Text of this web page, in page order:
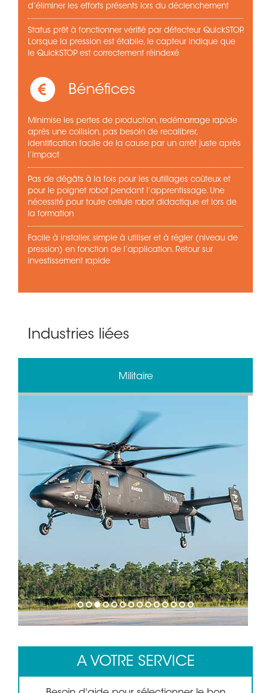
d’éliminer les efforts présents lors du déclenchement
Status prêt à fonctionner vérifié par détecteur QuickSTOP.
Lorsque la pression est établie, le capteur indique que
le QuickSTOP est correctement réindexé
Bénéfices
Minimise les pertes de production, redémarrage rapide
après une collision, pas besoin de recalibrer,
identification facile de la cause par un arrêt juste après
l’impact
Pas de dégâts à la fois pour les outillages coûteux et
pour le poignet robot pendant l’apprentissage. Une
nécessité pour toute cellule robot didactique et lors de
la formation
Facile à installer, simple à utiliser et à régler (niveau de
pression) en fonction de l’application. Retour sur
investissement rapide
Industries liées
Militaire
1 2 3 4 5 6 7 8 9 1011121314
A VOTRE SERVICE